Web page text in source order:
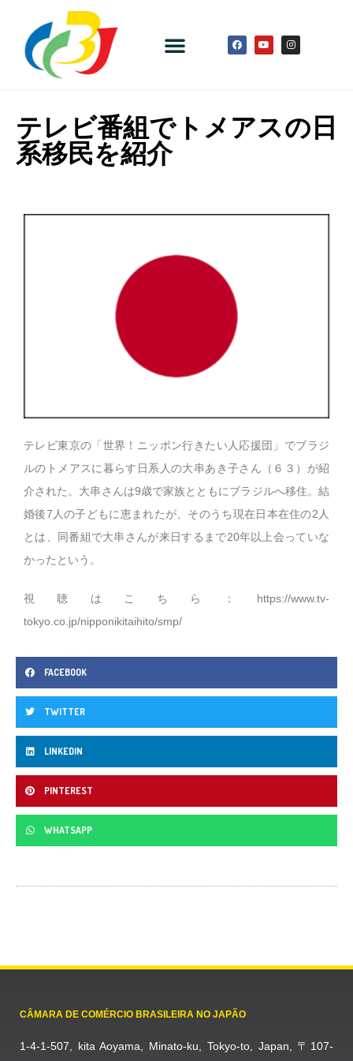
テレビ番組でトメアスの日
系移民を紹介
テレビ東京の「世界！ニッポン行きたい人応援団」でブラジ
ルのトメアスに暮らす日系人の大串あき子さん（６３）が紹
介された。大串さんは9歳で家族とともにブラジルへ移住。結
婚後7人の子どもに恵まれたが、そのうち現在日本在住の2人
とは、同番組で大串さんが来日するまで20年以上会っていな
かったという。
視聴はこちら： https://www.tv-
tokyo.co.jp/nipponikitaihito/smp/
FACEBOOK
TWITTER
LINKEDIN
PINTEREST
WHATSAPP
CÂMARA DE COMÉRCIO BRASILEIRA NO JAPÃO
1-4-1-507, kita Aoyama, Minato-ku, Tokyo-to, Japan, 〒107-